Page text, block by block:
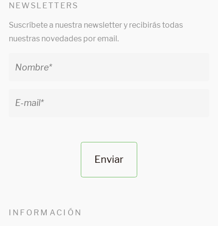
NEWSLETTERS
Suscríbete a nuestra newsletter y recibirás todas
nuestras novedades por email.
Enviar
INFORMACIÓN